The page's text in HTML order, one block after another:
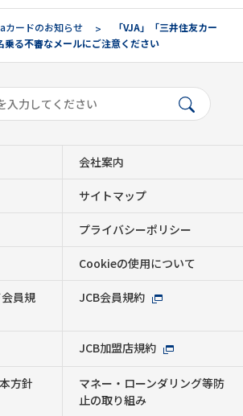
カードのお知らせ
「VJA」「三井住友カー
乗る不審なメールにご注意ください
会社案内
サイトマップ
プライバシーポリシー
Cookieの使用について
員規
JCB会員規約
JCB加盟店規約
方針
マネー・ローンダリング等防
止の取り組み